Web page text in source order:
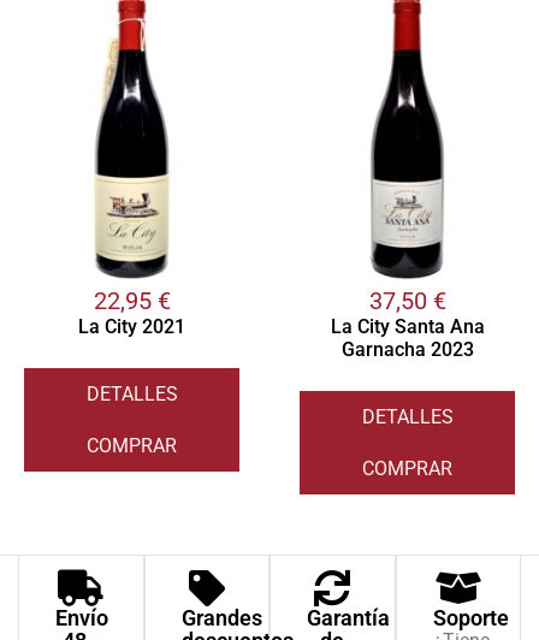
22,95 €
La City 2021
DETALLES
COMPRAR
37,50 €
La City Santa Ana
Garnacha 2023
DETALLES
COMPRAR
Envío
Grandes
Garantía
Soporte